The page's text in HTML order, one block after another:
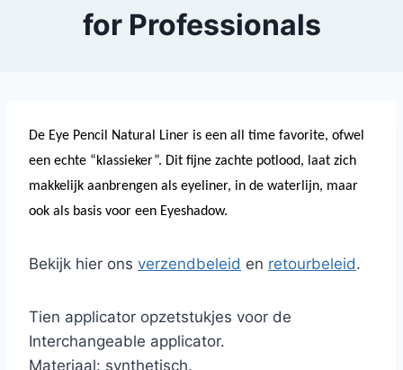
for Professionals
De Eye Pencil Natural Liner is een all time favorite, ofwel
een echte “klassieker”. Dit fijne zachte potlood, laat zich
makkelijk aanbrengen als eyeliner, in de waterlijn, maar
ook als basis voor een Eyeshadow.
Bekijk hier ons verzendbeleid en retourbeleid.
Tien applicator opzetstukjes voor de
Interchangeable applicator.
Materiaal: synthetisch.